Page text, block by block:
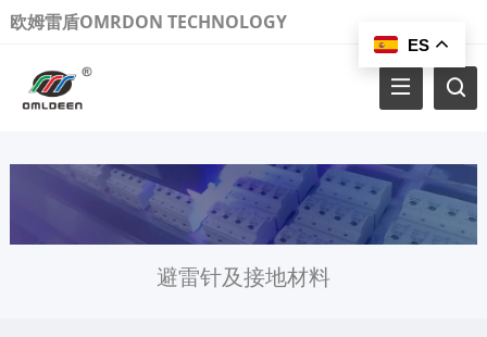
欧姆雷盾OMRDON TECHNOLOGY
避雷针及接地材料
ES